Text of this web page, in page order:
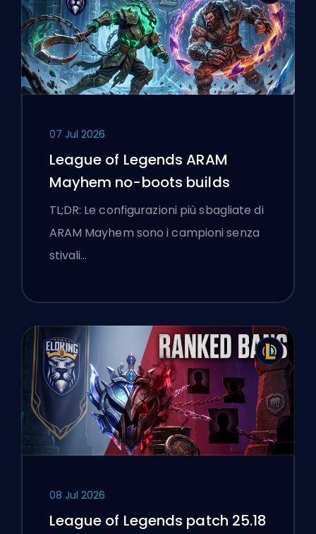
07 Jul 2026
League of Legends ARAM
Mayhem no-boots builds
TL;DR: Le configurazioni più sbagliate di
ARAM Mayhem sono i campioni senza
stivali…
08 Jul 2026
League of Legends patch 25.18